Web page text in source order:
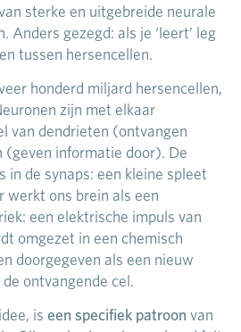
sterke en uitgebreide neurale
Anders gezegd: als je ‘leert’ leg
tussen hersencellen.
honderd miljard hersencellen,
zijn met elkaar
van dendrieten (ontvangen
(geven informatie door). De
in de synaps: een kleine spleet
werkt ons brein als een
een elektrische impuls van
omgezet in een chemisch
doorgegeven als een nieuw
ontvangende cel.
is een specifiek patroon van